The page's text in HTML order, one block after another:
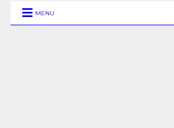
MENU